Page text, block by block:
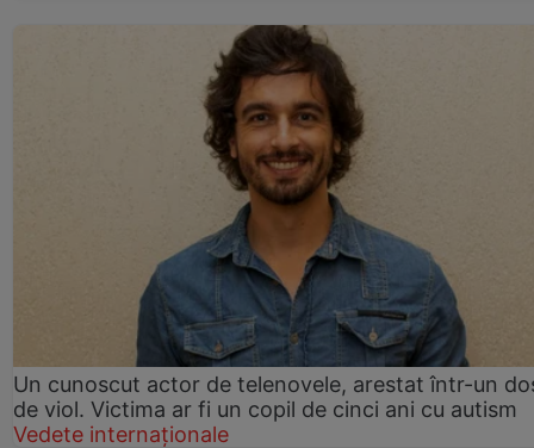
Un cunoscut actor de telenovele, arestat într-un
de viol. Victima ar fi un copil de cinci ani cu autism
Vedete internaționale